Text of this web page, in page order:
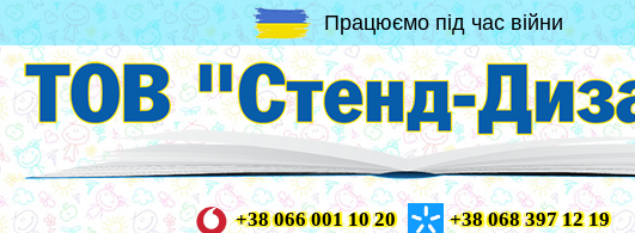
Працюємо під час війни
+38 066 001 10 20 +38 068 397 12 19